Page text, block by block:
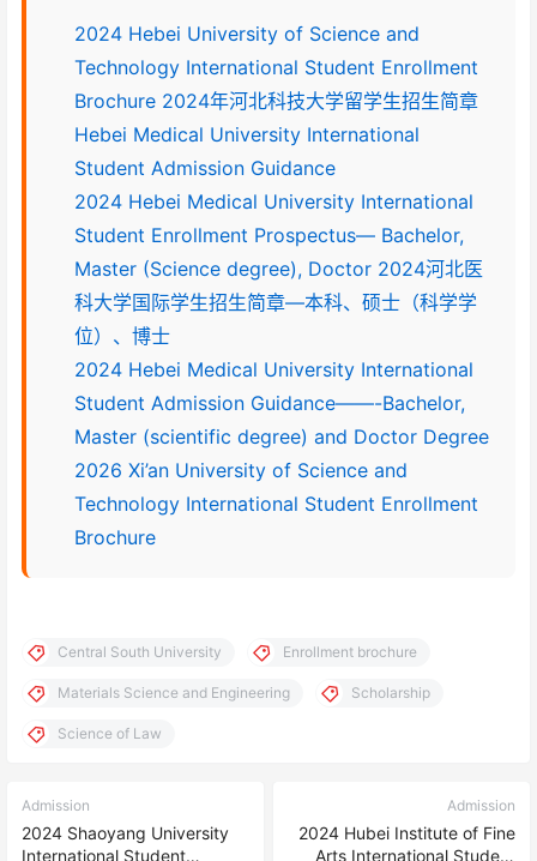
2024 Hebei University of Science and
Technology International Student Enrollment
Brochure 2024年河北科技大学留学生招生简章
Hebei Medical University International
Student Admission Guidance
2024 Hebei Medical University International
Student Enrollment Prospectus— Bachelor,
Master (Science degree), Doctor 2024河北医
科大学国际学生招生简章—本科、硕士（科学学
位）、博士
2024 Hebei Medical University International
Student Admission Guidance——-Bachelor,
Master (scientific degree) and Doctor Degree
2026 Xi’an University of Science and
Technology International Student Enrollment
Brochure
Central South University Enrollment brochure
Materials Science and Engineering Scholarship
Science of Law
Admission
2024 Shaoyang University
International Student
Admission
2024 Hubei Institute of Fine
Arts International Student